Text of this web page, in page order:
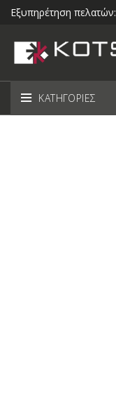
Εξυπηρέτηση πελατών:
ΚΑΤΗΓΟΡΙΕΣ